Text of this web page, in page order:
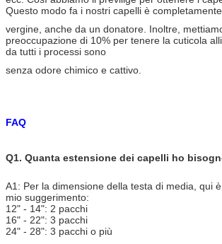
Questo modo fa i nostri capelli è
vergine, anche da un donatore. Inoltre,
preoccupazione di 10% per tenere la cuticola
da tutti i processi sono
senza odore chimico e cattivo.
FAQ
Q1. Quanta estensione dei capelli ho
A1: Per la dimensione della testa di media, qui
mio suggerimento:
12" - 14": 2 pacchi
16" - 22": 3 pacchi
24" - 28": 3 pacchi o più